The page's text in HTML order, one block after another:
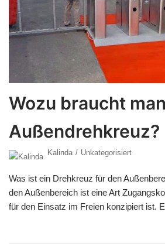
Wozu braucht
Außendrehkreuz?
Kalinda Unkategorisiert
Was ist ein Drehkreuz für den
den Außenbereich ist eine Art
für den Einsatz im Freien konzipiert ist.